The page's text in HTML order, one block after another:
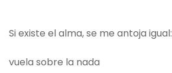
Si existe el alma, se me antoja igual:
vuela sobre la nada